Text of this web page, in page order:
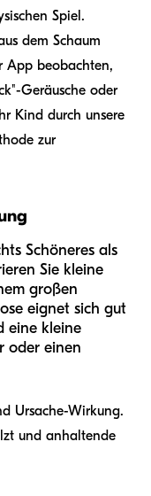
Spiel.
dem Schaum
App beobachten,
Geräusche oder
Kind durch unsere
zur
Schöneres als
Sie kleine
großen
eignet sich gut
eine kleine
oder einen
Ursache-Wirkung.
und anhaltende